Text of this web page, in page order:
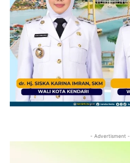
- Advertisment -